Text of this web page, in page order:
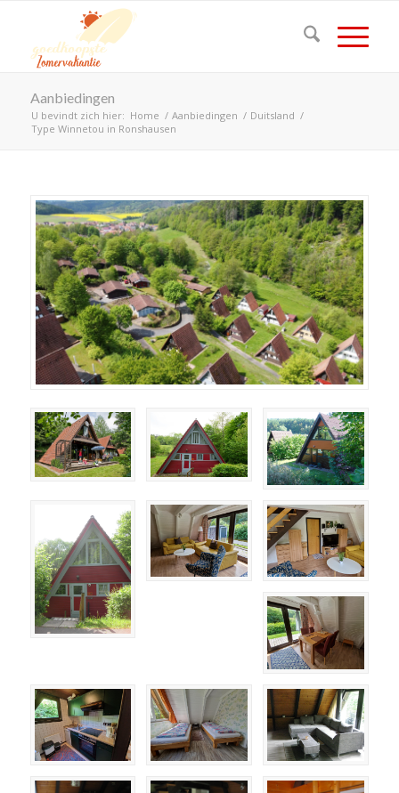
Aanbiedingen
U bevindt zich hier: Home / Aanbiedingen / Duitsland /
Type Winnetou in Ronshausen